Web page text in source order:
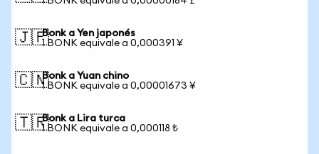
🇯🇵Bonk a Yen japonés
1 BONK equivale a 0,000391 ¥
🇨🇳Bonk a Yuan chino
1 BONK equivale a 0,00001673 ¥
🇹🇷Bonk a Lira turca
1 BONK equivale a 0,000118 ₺